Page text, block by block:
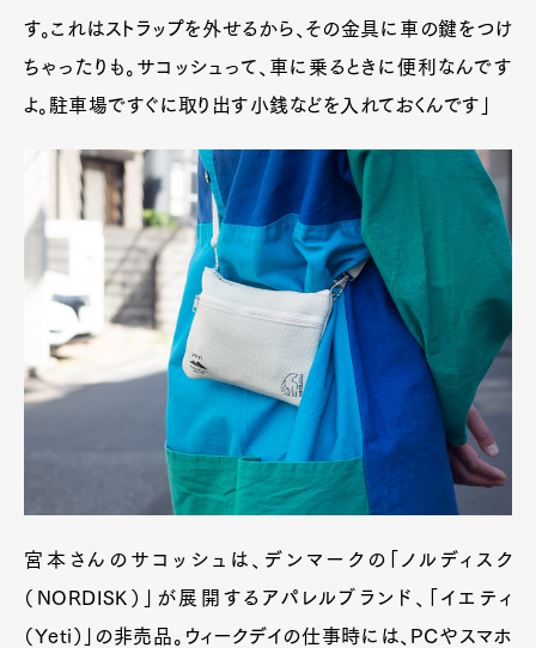
Official Columnist
About
Contact
Pen Meet
Pen international Pen tw
す。これはストラップを外せるから、その金具に車の鍵をつけ
ちゃったりも。サコッシュって、車に乗るときに便利なんです
よ。駐車場ですぐに取り出す小銭などを入れておくんです」
宮本さんのサコッシュは、デンマークの「ノルディスク
（NORDISK）」が展開するアパレルブランド、「イエティ
（Yeti）」の非売品。ウィークデイの仕事時には、PCやスマホ